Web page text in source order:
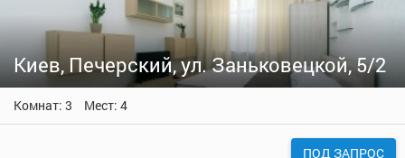
Киев, Печерский, ул. Заньковецкой, 5/2
Комнат: 3 Мест: 4
ПОД ЗАПРОС